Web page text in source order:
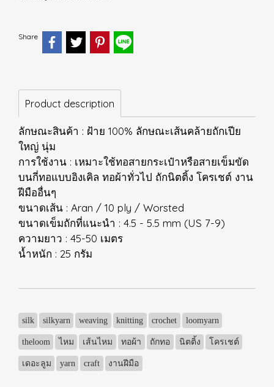
Share
Product description
ลักษณะสินค้า : ฝ้าย 100% ลักษณะเส้นคล้ายถักเปีย
ใหญ่ นุ่ม
การใช้งาน : เหมาะใช้ทอสายกระเป๋าหรือสายเข็มขัด
บนกี่ทอแบบอิงเคิล ทอผ้าทั่วไป ถักนิตติ้ง โครเชต์ งาน
ฝีมืออื่นๆ
ขนาดเส้น : Aran / 10 ply / Worsted
ขนาดเข็มถักที่แนะนำ : 4.5 - 5.5 mm (US 7-9)
ความยาว : 45-50 เมตร
น้ำหนัก : 25 กรัม
silk silkyarn weaving knitting crochet loomyarn
theloom ไหม เส้นไหม ทอผ้า ถักทอ นิตติ้ง โครเชต์
เดอะลูม yarn craft งานฝีมือ